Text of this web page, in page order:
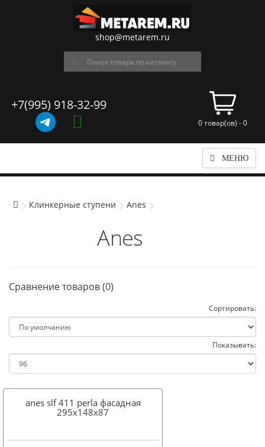
shop@metarem.ru
+7(995) 918-32-99
0 товар(ов) - 0
МЕНЮ
Клинкерные ступени Anes
Anes
Сравнение товаров (0)
Сортировать:
Показывать:
anes slf 411 perla фасадная
295x148х87